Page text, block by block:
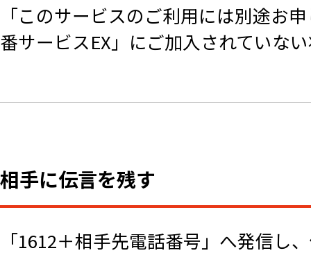
「このサービスのご利用には別途お
番サービスEX」にご加入されていな
相手に伝言を残す
「1612＋相手先電話番号」へ発信し